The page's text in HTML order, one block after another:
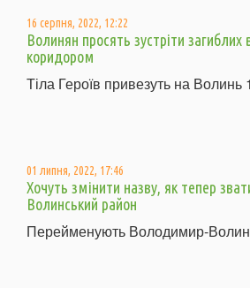
16 серпня, 2022, 12:22
Волинян просять зустріти загиблих
коридором
Тіла Героїв привезуть на Волинь
01 липня, 2022, 17:46
Хочуть змінити назву, як тепер
Волинський район
Перейменують Володимир-